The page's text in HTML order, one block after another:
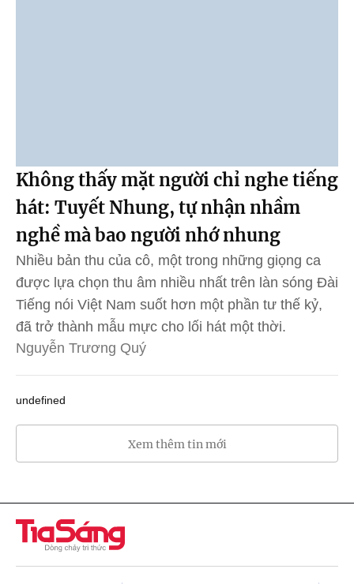
Không thấy mặt người chỉ nghe tiếng
hát: Tuyết Nhung, tự nhận nhầm
nghề mà bao người nhớ nhung
Nhiều bản thu của cô, một trong những giọng ca
được lựa chọn thu âm nhiều nhất trên làn sóng Đài
Tiếng nói Việt Nam suốt hơn một phần tư thế kỷ,
đã trở thành mẫu mực cho lối hát một thời.
Nguyễn Trương Quý
undefined
Xem thêm tin mới